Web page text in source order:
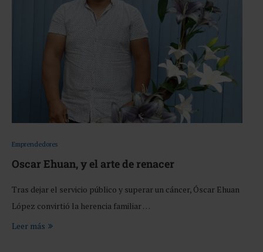
Emprendedores
Oscar Ehuan, y el arte de renacer
Tras dejar el servicio público y superar un cáncer, Óscar Ehuan
López convirtió la herencia familiar …
Leer más